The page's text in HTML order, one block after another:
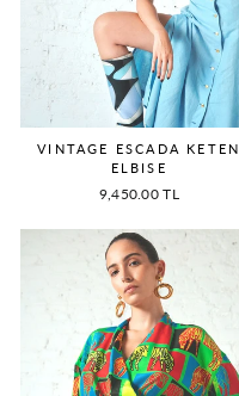
VINTAGE ESCADA KETEN
ELBISE
9,450.00 TL